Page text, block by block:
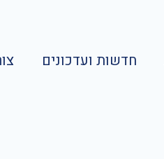
חדשות ועדכונים